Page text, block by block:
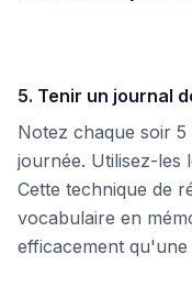
5. Tenir un journal
Notez chaque soir
journée. Utilisez-les
Cette technique de
vocabulaire en
efficacement